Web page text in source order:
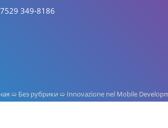
349-8186
➯ Без рубрики ➯ Innovazione nel Mobile